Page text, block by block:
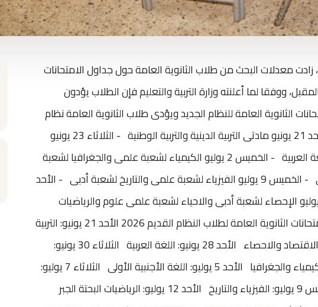
مع اقتراب امتحانات الثانوية العامة 2026، زادت معدلات البحث من طلاب الثانوية العامة حول جداول الامتحانات
التى تنطلق 21 يونيو المقبل، ووفقا لما أعلنته وزارة التربية والتعليم فإن الطلاب يؤدون
الثانوية العامة للنظام الجديد ويؤدى طلاب الثانوية العامة نظام
جديد امتحانات العام الدراسى 2026 - الأحد 21 يونيو مادتى التربية الدينية والتربية الوطنية - الثلاثاء 23 يونيو
اللغة الأجنبية الثانية - الأحد 28 يونيو اللغة العربية - الخميس 2 يوليو الكيمياء لشعبة علمى والجغرافيا لشعبة
أدبى - الأحد 5 يوليو اللغة الأجنبية الأولى - الخميس 9 يوليو الفيزياء لشعبة علمى والتاريخ لشعبة أدبى - الأحد
الرياضيات البحتة - الخميس 16 يوليو الإحصاء لشعبة أدبى والاحياء لشعبة علمى علوم والرياضيات
التطبيقية لشعبة علمى رياضة. جدول امتحانات الثانوية العامة لطلاب النظام القديم 2026 الأحد 21 يونيو: التربية
الدينية والتربية الوطنية الثلاثاء 23 يونيو: الاقتصاد والاحصاء الأحد 28 يونيو: اللغة العربية الثلاثاء 30 يونيو:
اللغة الاجنبية الثانية الخميس 2 يوليو : الكيمياء والجغرافيا الأحد 5 يوليو: اللغة الأجنبية الأولى الثلاثاء 7 يوليو:
الرياضيات البحتة التفاضل والتكامل الخميس 9 يوليو: الفيزياء والتاريخ الأحد 12 يوليو: الرياضيات البحتة الجبر